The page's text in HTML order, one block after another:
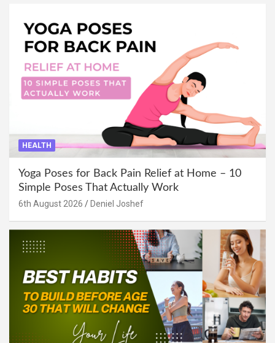
HEALTH
Yoga Poses for Back Pain Relief at Home – 10
Simple Poses That Actually Work
6th August 2026 Deniel Joshef